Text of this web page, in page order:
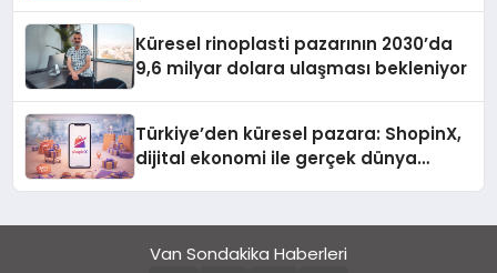
Küresel rinoplasti pazarının 2030’da
9,6 milyar dolara ulaşması bekleniyor
Türkiye’den küresel pazara: ShopinX,
dijital ekonomi ile gerçek dünya
Van Sondakika Haberleri